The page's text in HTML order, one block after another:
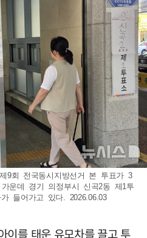
9회 전국동시지방선거 본 투표가 3
운데 경기 의정부시 신곡2동 제1투
들어가고 있다. 2026.06.03
이를 태운 유모차를 끌고 투